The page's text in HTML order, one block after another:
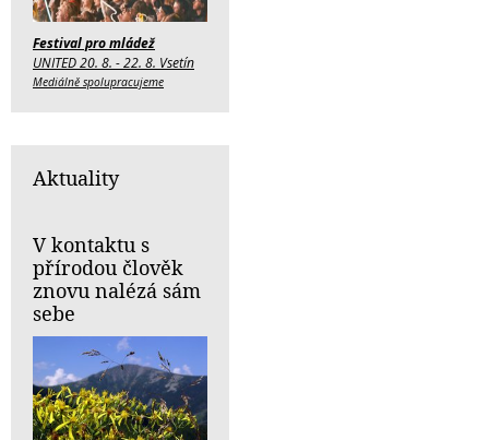
Festival pro mládež
UNITED 20. 8. - 22. 8. Vsetín
Mediálně spolupracujeme
Aktuality
V kontaktu s
přírodou člověk
znovu nalézá sám
sebe